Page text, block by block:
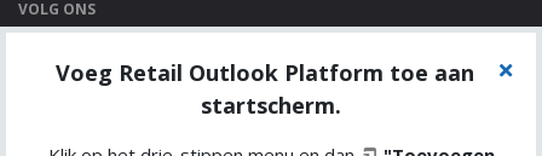
VOLG ONS
TWITTER
Voeg Retail Outlook Platform toe aan
startscherm.